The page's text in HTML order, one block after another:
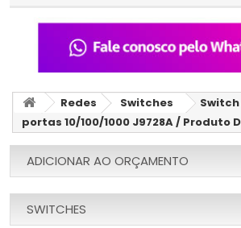
Redes Switches
Switch
portas 10/100/1000 J9728A / Produto
ADICIONAR AO ORÇAMENTO
SWITCHES